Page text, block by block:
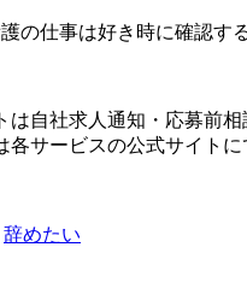
は自社求人通知・応募前
サービスの公式サイトに
辞めたい